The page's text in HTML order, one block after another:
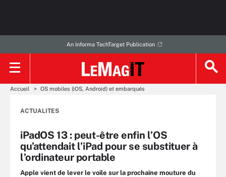
An Informa TechTarget Publication
Accueil OS mobiles (iOS, Android) et embarqués
ACTUALITES
iPadOS 13 : peut-être enfin l’OS
qu’attendait l’iPad pour se substituer à
l’ordinateur portable
Apple vient de lever le voile sur la prochaine mouture du